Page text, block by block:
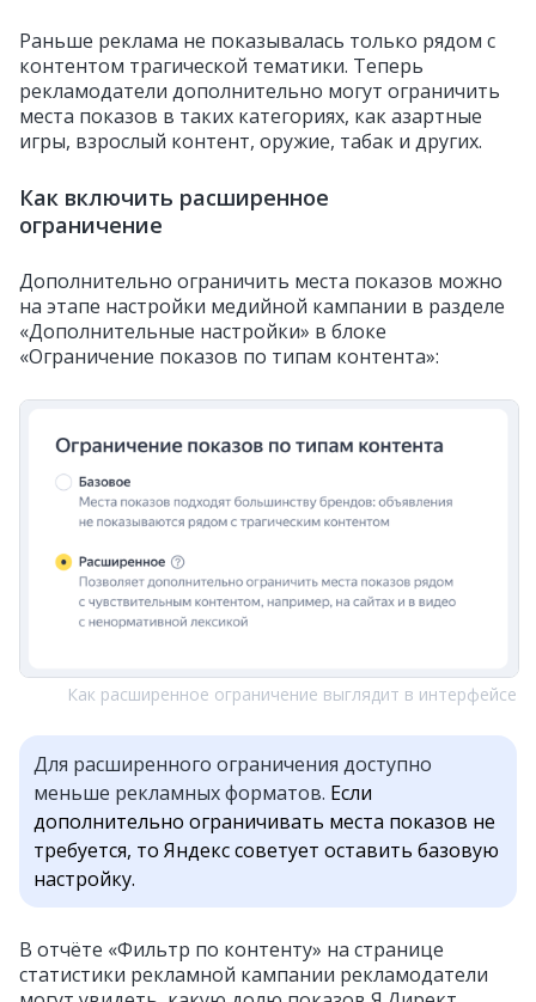
Раньше реклама не показывалась только рядом с
контентом трагической тематики. Теперь
рекламодатели дополнительно могут ограничить
места показов в таких категориях, как азартные
игры, взрослый контент, оружие, табак и других.
Как включить расширенное
ограничение
Дополнительно ограничить места показов можно
на этапе настройки медийной кампании в разделе
«Дополнительные настройки» в блоке
«Ограничение показов по типам контента»:
Как расширенное ограничение выглядит в интерфейсе
Для расширенного ограничения доступно
меньше рекламных форматов. Если
дополнительно ограничивать места показов не
требуется, то Яндекс советует оставить базовую
настройку.
В отчёте «Фильтр по контенту» на странице
статистики рекламной кампании рекламодатели